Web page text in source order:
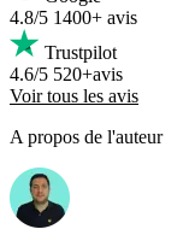
4.8/5 1400+ avis
Trustpilot
4.6/5 520+avis
Voir tous les avis
A propos de l'auteur